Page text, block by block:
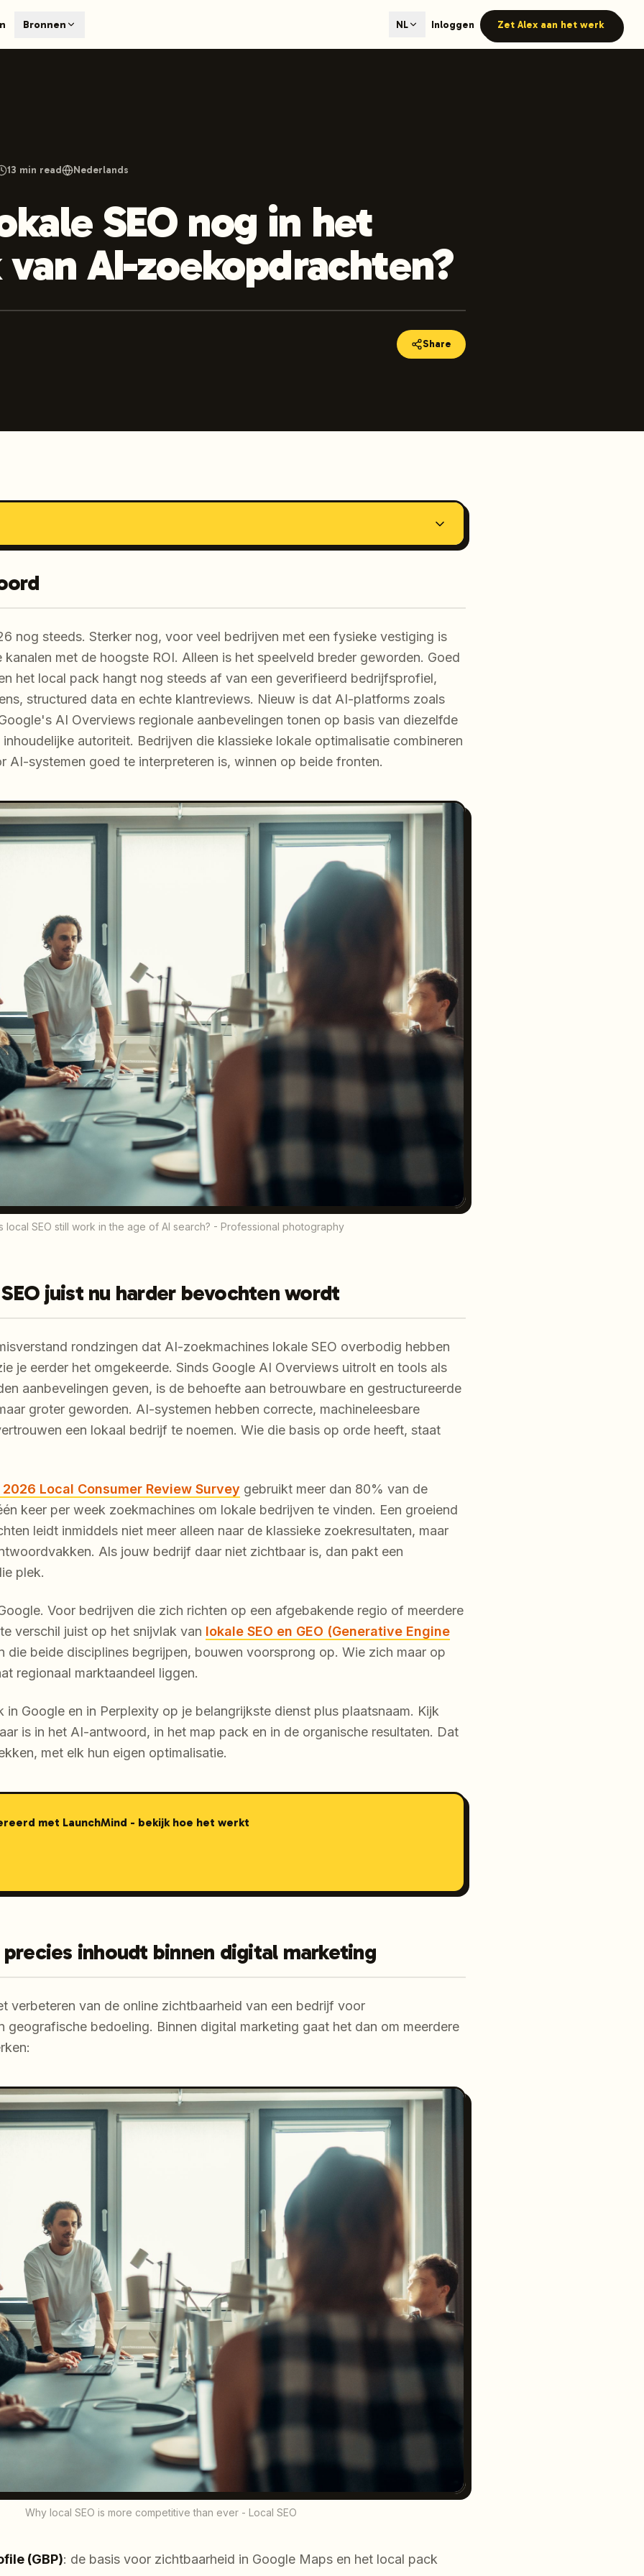
engines like ChatGPT, Claude, and Perplexity. Automated content generation with GEO optimization built-in.
Bronnen NL Inloggen Zet Alex aan het werk
13 min read Nederlands
SEO nog in het
AI-zoekopdrachten?
Share
nog steeds. Sterker nog, voor veel bedrijven met een fysieke vestiging is
met de hoogste ROI. Alleen is het speelveld breder geworden. Goed
het local pack hangt nog steeds af van een geverifieerd bedrijfsprofiel,
structured data en echte klantreviews. Nieuw is dat AI-platforms zoals
AI Overviews regionale aanbevelingen tonen op basis van diezelfde
autoriteit. Bedrijven die klassieke lokale optimalisatie combineren
AI-systemen goed te interpreteren is, winnen op beide fronten.
local SEO still work in the age of AI search? - Professional photography
juist nu harder bevochten wordt
rondzingen dat AI-zoekmachines lokale SEO overbodig hebben
je eerder het omgekeerde. Sinds Google AI Overviews uitrolt en tools als
aanbevelingen geven, is de behoefte aan betrouwbare en gestructureerde
groter geworden. AI-systemen hebben correcte, machineleesbare
een lokaal bedrijf te noemen. Wie die basis op orde heeft, staat
Local Consumer Review Survey gebruikt meer dan 80% van de
keer per week zoekmachines om lokale bedrijven te vinden. Een groeiend
leidt inmiddels niet meer alleen naar de klassieke zoekresultaten, maar
Als jouw bedrijf daar niet zichtbaar is, dan pakt een
plek.
Voor bedrijven die zich richten op een afgebakende regio of meerdere
verschil juist op het snijvlak van lokale SEO en GEO (Generative Engine
die beide disciplines begrijpen, bouwen voorsprong op. Wie zich maar op
regionaal marktaandeel liggen.
in Google en in Perplexity op je belangrijkste dienst plus plaatsnaam. Kijk
is in het AI-antwoord, in het map pack en in de organische resultaten. Dat
met elk hun eigen optimalisatie.
met LaunchMind - bekijk hoe het werkt
precies inhoudt binnen digital marketing
verbeteren van de online zichtbaarheid van een bedrijf voor
geografische bedoeling. Binnen digital marketing gaat het dan om meerdere
Why local SEO is more competitive than ever - Local SEO
(GBP): de basis voor zichtbaarheid in Google Maps en het local pack